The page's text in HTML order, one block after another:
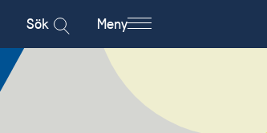
Sök Meny